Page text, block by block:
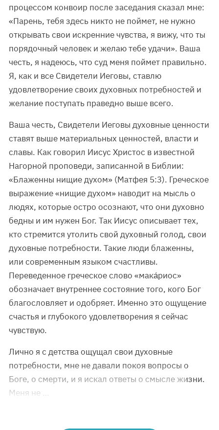
процессом конвоир после заседания сказал мне:
«Парень, тебя здесь никто не поймет, не нужно
открывать свои искренние чувства, я вижу, что ты
порядочный человек и желаю тебе удачи». Ваша
честь, я надеюсь, что суд меня поймет правильно.
Я, как и все Свидетели Иеговы, ставлю
удовлетворение своих духовных потребностей и
желание поступать праведно выше всего.
Ваша честь, Свидетели Иеговы духовные ценности
ставят выше материальных ценностей, власти и
славы. Как говорил Иисус Христос в известной
Нагорной проповеди, записанной в Библии:
«Блаженны нищие духом» (Матфея 5:3). Греческое
выражение «нищие духом» наводит на мысль о
людях, которые остро осознают, что они духовно
бедны и им нужен Бог. Так Иисус описывает тех,
кто стремится утолить свой духовный голод, свои
духовные потребности. Такие люди блаженны,
или современным языком счастливы.
Переведенное греческое слово «мака́риос»
обозначает внутреннее состояние того, кого Бог
благословляет и одобряет. Именно это ощущение
счастья и глубокого удовлетворения я сейчас
чувствую.
Лично я с детства ощущал свои духовные
потребности, мне не давали покоя вопросы о
Боге, о смерти, и я искал ответы о смысле жизни.
Меня не …